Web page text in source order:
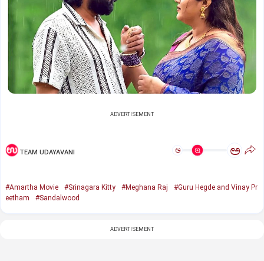
ADVERTISEMENT
TEAM UDAYAVANI ಅ ಅ
#Amartha Movie #Srinagara Kitty #Meghana Raj
#Guru Hegde and Vinay Pr
eetham
#Sandalwood
ADVERTISEMENT